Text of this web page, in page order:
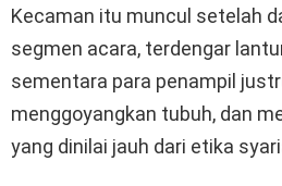
Kecaman itu muncul setelah
segmen acara, terdengar
sementara para penampil
menggoyangkan tubuh, dan
yang dinilai jauh dari etika